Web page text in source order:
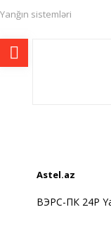
Yanğın sistemləri
Astel.az
ВЭРС-ПК 24P